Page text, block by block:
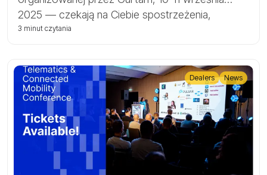
2025 — czekają na Ciebie spostrzeżenia,
technologia i światowi eksperci.
3 minut czytania
Dealers News